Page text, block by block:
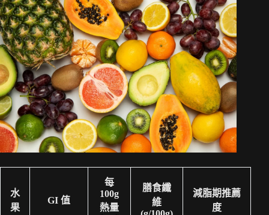
水
果
GI 值
每
100g
熱量
膳食纖
維
減脂期推薦
度